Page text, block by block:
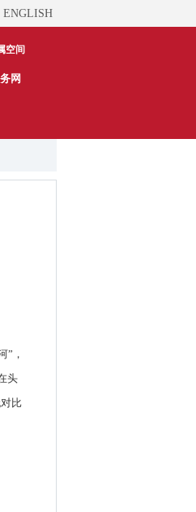
ENGLISH
空间
网
”，
头
比